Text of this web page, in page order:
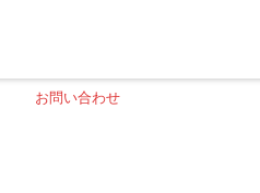
お問い合わせ